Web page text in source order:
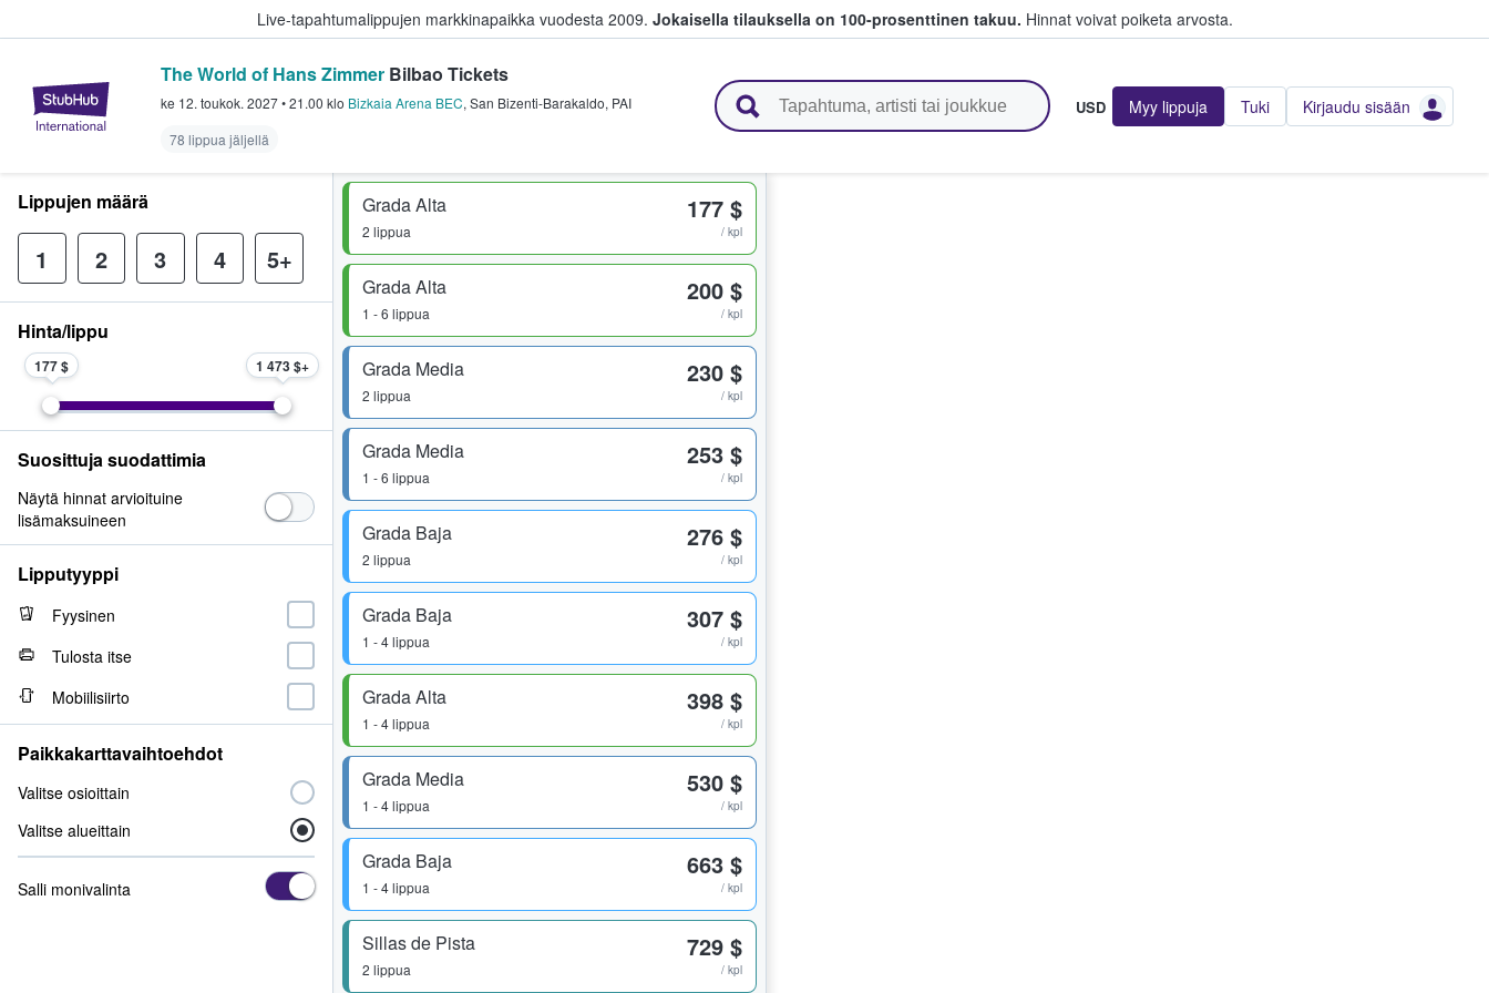
Live-tapahtumalippujen markkinapaikka vuodesta 2009. Jokaisella tilauksella on 100-prosenttinen takuu. Hinnat voivat poiketa arvosta.
StubHub - missä fanit ostavat ja myyvät lippuja
The World of Hans Zimmer Bilbao Tickets
ke 12. toukok. 2027•21.00 klo Bizkaia Arena BEC, San Bizenti-Barakaldo, PAI
78 lippua jäljellä
USD Myy lippuja Tuki Kirjaudu sisään
Grada Alta
2 lippua
177 $
/ kpl
Grada Alta
1 - 6 lippua
200 $
/ kpl
Grada Media
2 lippua
230 $
/ kpl
Grada Media
1 - 6 lippua
253 $
/ kpl
Grada Baja
2 lippua
276 $
/ kpl
Grada Baja
1 - 4 lippua
307 $
/ kpl
Grada Alta
1 - 4 lippua
398 $
/ kpl
Grada Media
1 - 4 lippua
530 $
/ kpl
Grada Baja
1 - 4 lippua
663 $
/ kpl
Sillas de Pista
2 lippua
729 $
/ kpl
Lippujen määrä
1 2 3 4 5+
Hinta/lippu
177 $ 1 473 $
Suosittuja suodattimia
Näytä hinnat arvioituine
lisämaksuineen
Lipputyyppi
Fyysinen
Tulosta itse
Mobiilisiirto
Paikkakarttavaihtoehdot
Valitse osioittain
Valitse alueittain
Salli monivalinta